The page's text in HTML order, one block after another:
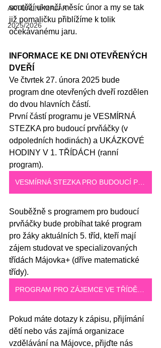
AKTUÁLNÍ MAJÁK
2025/2026
soutěží ukončí měsíc únor a my se tak
již pomaličku přiblížíme k tolik
očekávanému jaru.
INFORMACE KE DNI OTEVŘENÝCH
DVEŘÍ
Ve čtvrtek 27. února 2025 bude
program dne otevřených dveří rozdělen
do dvou hlavních částí.
První částí programu je VESMÍRNÁ
STEZKA pro budoucí prvňáčky (v
odpoledních hodinách) a UKÁZKOVÉ
HODINY V 1. TŘÍDÁCH (ranní
program).
Souběžně s programem pro budoucí
prvňáčky bude probíhat také program
pro žáky aktuálních 5. tříd, kteří mají
zájem studovat ve specializovaných
třídách Májovka+ (dříve matematické
třídy).
Pokud máte dotazy k zápisu, přijímání
dětí nebo vás zajímá organizace
vzdělávání na Májovce, přijďte nás